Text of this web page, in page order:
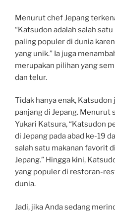
Menurut chef Jepang
“Katsudon adalah salah
paling populer di dunia
yang unik.” Ia juga
merupakan pilihan yang
dan telur.
Tidak hanya enak,
panjang di Jepang. Menurut
Yukari Katsura, “Katsudon
di Jepang pada abad ke-19
salah satu makanan favorit
Jepang.” Hingga kini,
yang populer di restoran-
dunia.
Jadi, jika Anda sedang